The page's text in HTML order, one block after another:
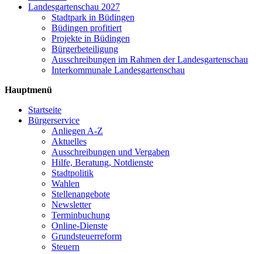
Landesgartenschau 2027
Stadtpark in Büdingen
Büdingen profitiert
Projekte in Büdingen
Bürgerbeteiligung
Ausschreibungen im Rahmen der Landesgartenschau
Interkommunale Landesgartenschau
Hauptmenü
Startseite
Bürgerservice
Anliegen A-Z
Aktuelles
Ausschreibungen und Vergaben
Hilfe, Beratung, Notdienste
Stadtpolitik
Wahlen
Stellenangebote
Newsletter
Terminbuchung
Online-Dienste
Grundsteuerreform
Steuern